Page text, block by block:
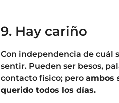
9. Hay cariño
Con independencia de cuál
sentir. Pueden ser besos,
contacto físico; peroambos
querido todos los días.